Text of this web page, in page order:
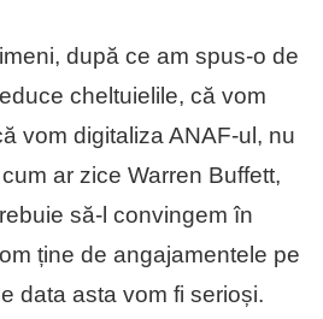
după ce am spus-o de
cheltuielile, că vom
vom digitaliza ANAF-ul, nu
ar zice Warren Buffett,
să-l convingem în
ține de angajamentele pe
data asta vom fi serioși.